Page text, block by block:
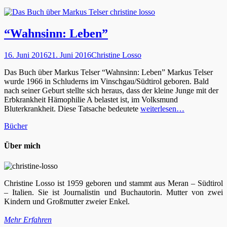
“Wahnsinn: Leben”
Veröffentlicht
16. Juni 201621. Juni 2016Autor
Christine Losso
Das Buch über Markus Telser “Wahnsinn: Leben” Markus Telser
wurde 1966 in Schluderns im Vinschgau/Südtirol geboren. Bald
nach seiner Geburt stellte sich heraus, dass der kleine Junge mit der
Erbkrankheit Hämophilie A belastet ist, im Volksmund
Bluterkrankheit. Diese Tatsache bedeutete weiterlesen…
Kategorien
Bücher
Über mich
Christine Losso ist 1959 geboren und stammt aus Meran – Südtirol
– Italien. Sie ist Journalistin und Buchautorin. Mutter von zwei
Kindern und Großmutter zweier Enkel.
Mehr Erfahren